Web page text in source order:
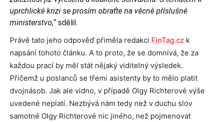
uprchlické krizi se prosím obraťte na věcně příslušné
ministerstvo,“sdělil.
Právě tato jeho odpověď přiměla redakci FinTag.cz k
napsání tohoto článku. A to proto, že se domnívá, že za
každou prací by měl stát nějaký viditelný výsledek.
Přičemž u poslanců se třemi asistenty by to mělo platit
dvojnásob. Jak ale vidno, v případě Olgy Richterové výše
uvedené neplatí. Nezbývá nám tedy než v duchu slov
samotné Olgy Richterové nic jiného, než pojmenovat